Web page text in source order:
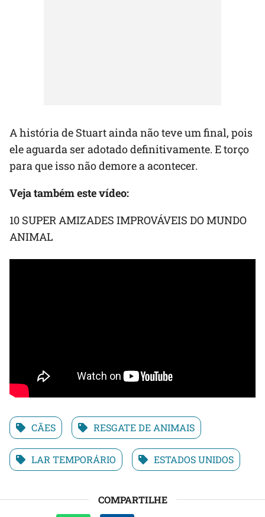
A história de Stuart ainda não teve um final, pois
ele aguarda ser adotado definitivamente. E torço
para que isso não demore a acontecer.
Veja também este vídeo:
10 SUPER AMIZADES IMPROVÁVEIS DO MUNDO
ANIMAL
CÃES RESGATE DE ANIMAIS
LAR TEMPORÁRIO ESTADOS UNIDOS
COMPARTILHE